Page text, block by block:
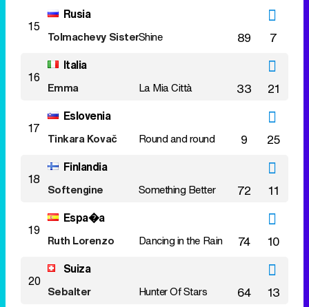
15
Rusia
Tolmachevy SistersShine 89 7
16
Italia
Emma La Mia Città 33 21
17
Eslovenia
Tinkara Kovač Round and round 9 25
18
Finlandia
Softengine Something Better 72 11
19
Espa�a
Ruth Lorenzo Dancing in the Rain 74 10
20
Suiza
Sebalter Hunter Of Stars 64 13